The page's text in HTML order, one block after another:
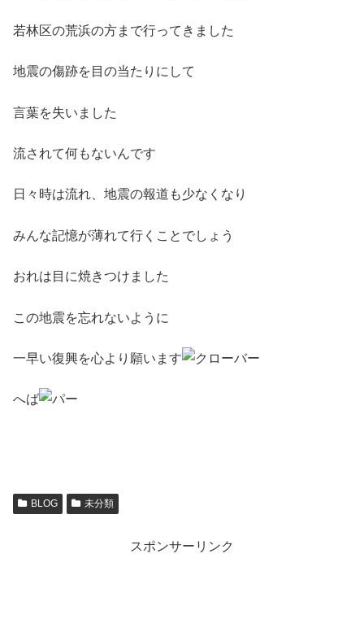
若林区の荒浜の方まで行ってきました
地震の傷跡を目の当たりにして
言葉を失いました
流されて何もないんです
日々時は流れ、地震の報道も少なくなり
みんな記憶が薄れて行くことでしょう
おれは目に焼きつけました
この地震を忘れないように
一早い復興を心より願います
へば
BLOG 未分類
スポンサーリンク